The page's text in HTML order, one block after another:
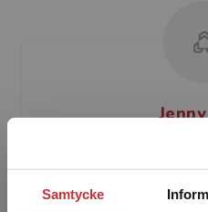
Samtycke
journalistik, medier och